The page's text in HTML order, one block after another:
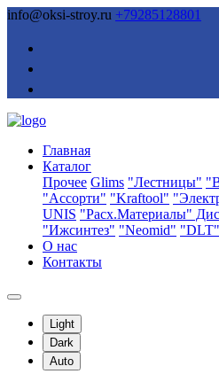
info@oksi-stroy.ru +79285128801
Главная
Каталог
Прочее Glims "Лестницы"
"Ассорти" "Kraftool"
UNIS "Расх.Материалы"
"Ижсинтез" "Neomid" "DLT"
О нас
Контакты
Light
Dark
Auto